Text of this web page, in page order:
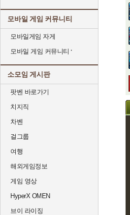
모바일 게임 커뮤니티
모바일게임 자게
모바일 게임 커뮤니티
소모임 게시판
팟벤 바로가기
치지직
차벤
걸그룹
여행
해외게임정보
게임 영상
HyperX OMEN
브이 라이징